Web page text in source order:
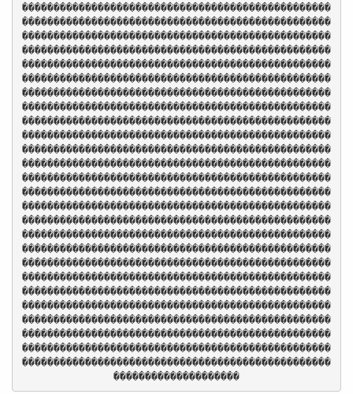
�������������������������������������������������
�������������������������������������������������
�������������������������������������������������
�������������������������������������������������
�������������������������������������������������
�������������������������������������������������
�������������������������������������������������
�������������������������������������������������
�������������������������������������������������
�������������������������������������������������
�������������������������������������������������
�������������������������������������������������
�������������������������������������������������
�������������������������������������������������
�������������������������������������������������
�������������������������������������������������
�������������������������������������������������
�������������������������������������������������
�������������������������������������������������
�������������������������������������������������
�������������������������������������������������
�������������������������������������������������
�������������������������������������������������
�������������������������������������������������
�������������������������������������������������
�������������������������������������������������
��������������������